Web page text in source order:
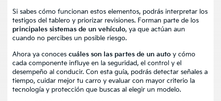
Si sabes cómo funcionan estos elementos, podrás interpretar los
testigos del tablero y priorizar revisiones. Forman parte de los
principales sistemas de un vehículo, ya que actúan aun
cuando no percibes un posible riesgo.
Ahora ya conoces cuáles son las partes de un auto y cómo
cada componente influye en la seguridad, el control y el
desempeño al conducir. Con esta guía, podrás detectar señales a
tiempo, cuidar mejor tu carro y evaluar con mayor criterio la
tecnología y protección que buscas al elegir un modelo.